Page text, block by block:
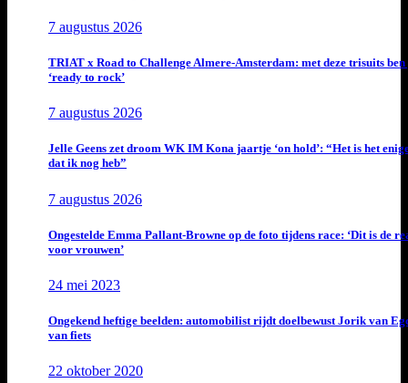
7 augustus 2026
TRIAT x Road to Challenge Almere-Amsterdam: met deze trisuits ben
‘ready to rock’
7 augustus 2026
Jelle Geens zet droom WK IM Kona jaartje ‘on hold’: “Het is het
dat ik nog heb”
7 augustus 2026
Ongestelde Emma Pallant-Browne op de foto tijdens race: ‘Dit is de
voor vrouwen’
24 mei 2023
Ongekend heftige beelden: automobilist rijdt doelbewust Jorik van
van fiets
22 oktober 2020